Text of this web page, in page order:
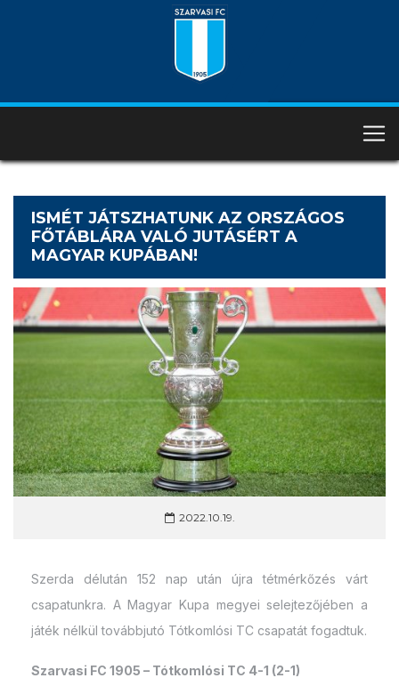
ISMÉT JÁTSZHATUNK AZ ORSZÁGOS
FŐTÁBLÁRA VALÓ JUTÁSÉRT A
MAGYAR KUPÁBAN!
2022.10.19.
Szerda délután 152 nap után újra tétmérkőzés várt
csapatunkra. A Magyar Kupa megyei selejtezőjében a
játék nélkül továbbjutó Tótkomlósi TC csapatát fogadtuk.
Szarvasi FC 1905 – Tótkomlósi TC 4-1 (2-1)